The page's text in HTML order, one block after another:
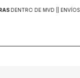
DENTRO DE MVD | |